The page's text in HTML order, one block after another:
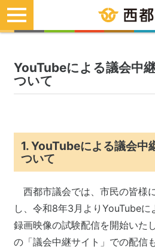
toggle
navigation
YouTubeによる議会中
ついて
1. YouTubeによる議会中
ついて
西都市議会では、市民の皆様
し、令和8年3月よりYouTube
録画映像の試験配信を開始いた
の「議会中継サイト」での配信